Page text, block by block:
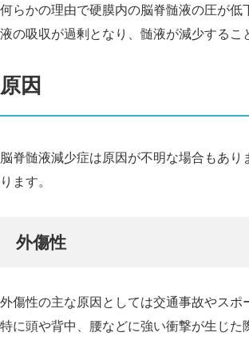
何らかの理由で硬膜内の脳脊髄液の圧が
液の吸収が過剰となり、髄液が減少する
原因
脳脊髄液減少症は原因が不明な場合もあり
ります。
外傷性
外傷性の主な原因としては交通事故やスポ
特に頭や背中、腰などに強い衝撃が生じた